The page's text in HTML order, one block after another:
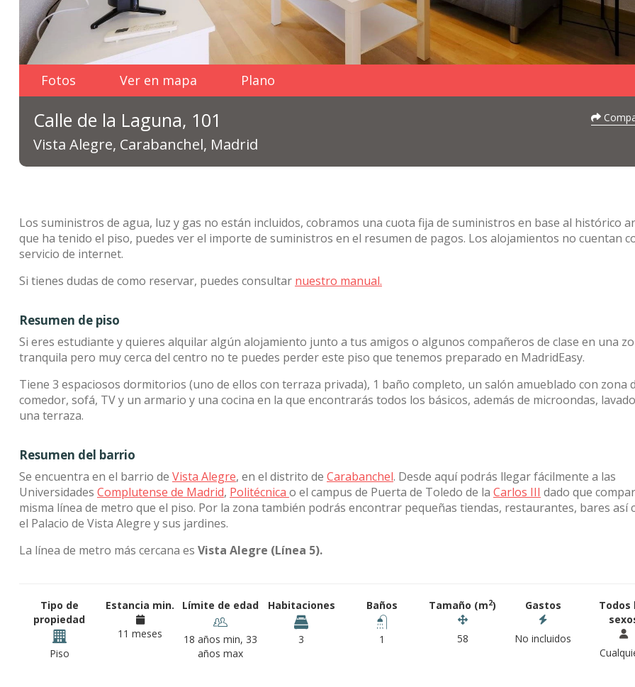
Fotos Ver en mapa Plano
Calle de la Laguna, 101
Vista Alegre, Carabanchel, Madrid
Los suministros de agua, luz y gas no están incluidos, cobramos una cuota fija de suministros en base al histórico
que ha tenido el piso, puedes ver el importe de suministros en el resumen de pagos. Los alojamientos no cuentan
servicio de internet.
Si tienes dudas de como reservar, puedes consultar nuestro manual.
Resumen de piso
Si eres estudiante y quieres alquilar algún alojamiento junto a tus amigos o algunos compañeros de clase en una
tranquila pero muy cerca del centro no te puedes perder este piso que tenemos preparado en MadridEasy.
Tiene 3 espaciosos dormitorios (uno de ellos con terraza privada), 1 baño completo, un salón amueblado con zona
comedor, sofá, TV y un armario y una cocina en la que encontrarás todos los básicos, además de microondas,
una terraza.
Resumen del barrio
Se encuentra en el barrio de Vista Alegre, en el distrito de Carabanchel. Desde aquí podrás llegar fácilmente a las
Universidades Complutense de Madrid, Politécnica o el campus de Puerta de Toledo de la Carlos III dado que
misma línea de metro que el piso. Por la zona también podrás encontrar pequeñas tiendas, restaurantes, bares así
el Palacio de Vista Alegre y sus jardines.
La línea de metro más cercana es Vista Alegre (Línea 5).
Tipo de
propiedad
Piso
Estancia min.
11 meses
Límite de edad
18 años min, 33
años max
Habitaciones
3
Baños
1
Tamaño (m2)
58
Gastos
No incluidos
Todos